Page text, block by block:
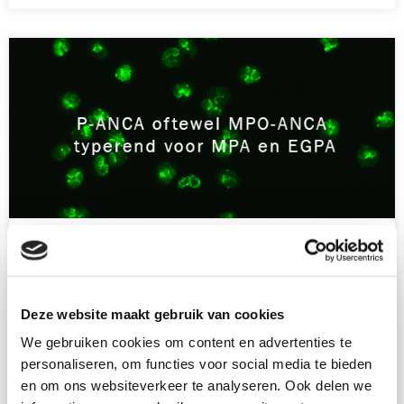
Deze website maakt gebruik van cookies
We gebruiken cookies om content en advertenties te
personaliseren, om functies voor social media te bieden
en om ons websiteverkeer te analyseren. Ook delen we
MPA
aangedaan. MPA lijkt heel erg op GPA en de twee zijn ook
voor medici soms moeilijk van elkaar te onderscheiden. Het
komt veel minder voor dan GPA en in plaats van c-ANCA
vinden we hier meestal p-ANCA gericht tegen het MPO-